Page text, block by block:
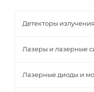
Детекторы излучения
Лазеры и лазерные
Лазерные диоды и